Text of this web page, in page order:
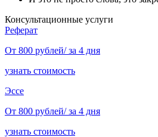
Консультационные услуги
Реферат
От 800 рублей/ за 4 дня
узнать стоимость
Эссе
От 800 рублей/ за 4 дня
узнать стоимость